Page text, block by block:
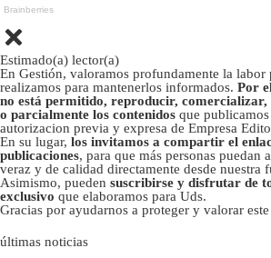
Estimado(a) lector(a)
En Gestión, valoramos profundamente la labor
realizamos para mantenerlos informados. Por
no está permitido, reproducir,
o parcialmente los contenidos que
autorizacion previa y expresa de Empresa
En su lugar, los invitamos a compartir el
publicaciones, para que más personas puedan
veraz y de calidad directamente desde nuestra
Asimismo, pueden suscribirse y disfrutar de
exclusivo que elaboramos para Uds.
Gracias por ayudarnos a proteger y valorar
últimas noticias